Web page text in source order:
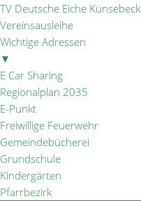
TV Deutsche Eiche Künsebeck
Vereinsausleihe
Wichtige Adressen
▼
E Car Sharing
Regionalplan 2035
E-Punkt
Freiwillige Feuerwehr
Gemeindebücherei
Grundschule
Kindergärten
Pfarrbezirk